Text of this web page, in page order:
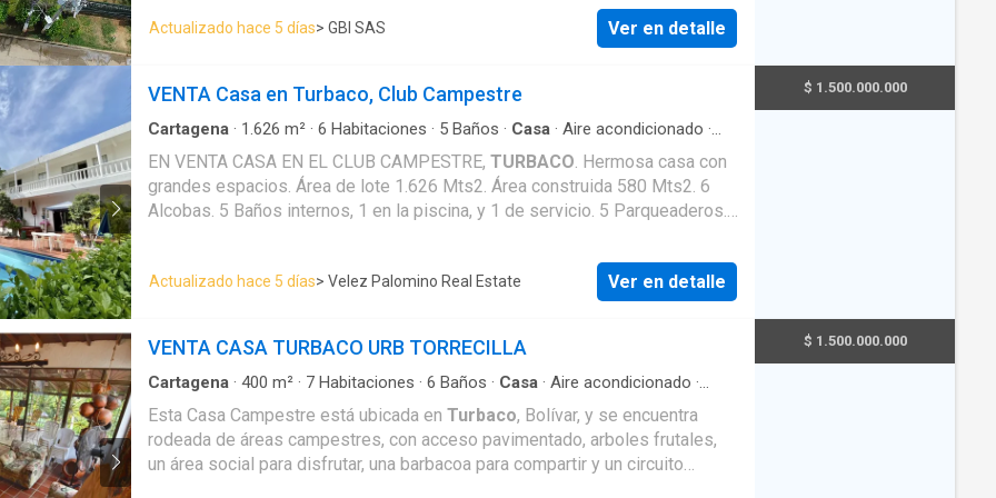
Actualizado hace 5 días> GBI SAS Ver en detalle
VENTA Casa en Turbaco, Club Campestre
Cartagena · 1.626 m² · 6 Habitaciones · 5 Baños · Casa · Aire acondicionado ·
integral·Seguridad privada·Cuarto de servicio · Piscina·Cancha de tenis
EN VENTA CASA EN EL CLUB CAMPESTRE, TURBACO
grandes espacios. Área de lote 1.626 Mts2. Área construida 580 Mts2. 6
Alcobas. 5 Baños internos, 1 en la piscina, y 1 de servicio. 5 Parqueaderos.
Actualizado hace 5 días> Velez Palomino Real Estate Ver en detalle
$ 1.500.000.000
VENTA CASA TURBACO URB TORRECILLA
Cartagena · 400 m² · 7 Habitaciones · 6 Baños · Casa · Aire acondicionado ·
Seguridad privada·Cuarto de servicio ·Piscina
Esta Casa Campestre está ubicada en Turbaco, Bolívar, y se encuentra
rodeada de áreas campestres, con acceso pavimentado, arboles frutales,
un área social para disfrutar, una barbacoa para compartir y un circuito
$ 1.500.000.000